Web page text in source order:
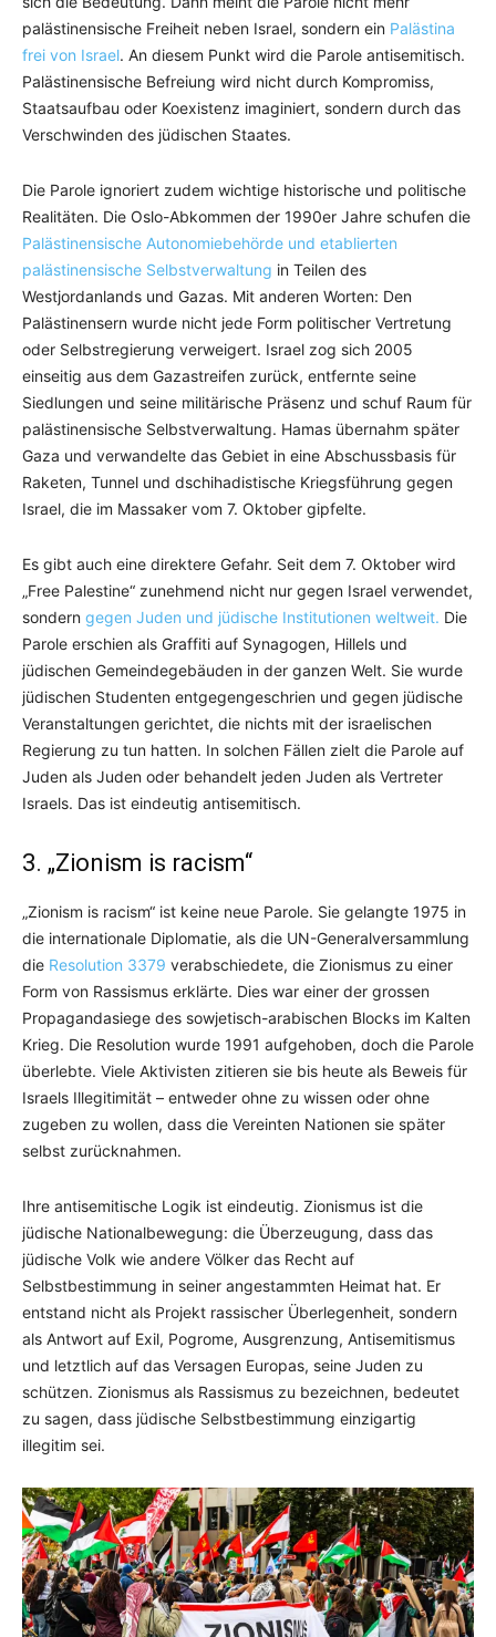
palästinensische Freiheit neben Israel, sondern ein Palästina
frei von Israel. An diesem Punkt wird die Parole antisemitisch.
Palästinensische Befreiung wird nicht durch Kompromiss,
Staatsaufbau oder Koexistenz imaginiert, sondern durch das
Verschwinden des jüdischen Staates.
Die Parole ignoriert zudem wichtige historische und politische
Realitäten. Die Oslo-Abkommen der 1990er Jahre schufen die
Palästinensische Autonomiebehörde und etablierten
palästinensische Selbstverwaltung in Teilen des
Westjordanlands und Gazas. Mit anderen Worten: Den
Palästinensern wurde nicht jede Form politischer Vertretung
oder Selbstregierung verweigert. Israel zog sich 2005
einseitig aus dem Gazastreifen zurück, entfernte seine
Siedlungen und seine militärische Präsenz und schuf Raum für
palästinensische Selbstverwaltung. Hamas übernahm später
Gaza und verwandelte das Gebiet in eine Abschussbasis für
Raketen, Tunnel und dschihadistische Kriegsführung gegen
Israel, die im Massaker vom 7. Oktober gipfelte.
Es gibt auch eine direktere Gefahr. Seit dem 7. Oktober wird
„Free Palestine“ zunehmend nicht nur gegen Israel verwendet,
sondern gegen Juden und jüdische Institutionen weltweit. Die
Parole erschien als Graffiti auf Synagogen, Hillels und
jüdischen Gemeindegebäuden in der ganzen Welt. Sie wurde
jüdischen Studenten entgegengeschrien und gegen jüdische
Veranstaltungen gerichtet, die nichts mit der israelischen
Regierung zu tun hatten. In solchen Fällen zielt die Parole auf
Juden als Juden oder behandelt jeden Juden als Vertreter
Israels. Das ist eindeutig antisemitisch.
3. „Zionism is racism“
„Zionism is racism“ ist keine neue Parole. Sie gelangte 1975 in
die internationale Diplomatie, als die UN-Generalversammlung
die Resolution 3379 verabschiedete, die Zionismus zu einer
Form von Rassismus erklärte. Dies war einer der grossen
Propagandasiege des sowjetisch-arabischen Blocks im Kalten
Krieg. Die Resolution wurde 1991 aufgehoben, doch die Parole
überlebte. Viele Aktivisten zitieren sie bis heute als Beweis für
Israels Illegitimität – entweder ohne zu wissen oder ohne
zugeben zu wollen, dass die Vereinten Nationen sie später
selbst zurücknahmen.
Ihre antisemitische Logik ist eindeutig. Zionismus ist die
jüdische Nationalbewegung: die Überzeugung, dass das
jüdische Volk wie andere Völker das Recht auf
Selbstbestimmung in seiner angestammten Heimat hat. Er
entstand nicht als Projekt rassischer Überlegenheit, sondern
als Antwort auf Exil, Pogrome, Ausgrenzung, Antisemitismus
und letztlich auf das Versagen Europas, seine Juden zu
schützen. Zionismus als Rassismus zu bezeichnen, bedeutet
zu sagen, dass jüdische Selbstbestimmung einzigartig
illegitim sei.